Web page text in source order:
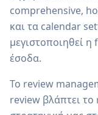
comprehensive,
και τα calendar
μεγιστοποιηθεί
έσοδα.
Το review
review βλάπτει